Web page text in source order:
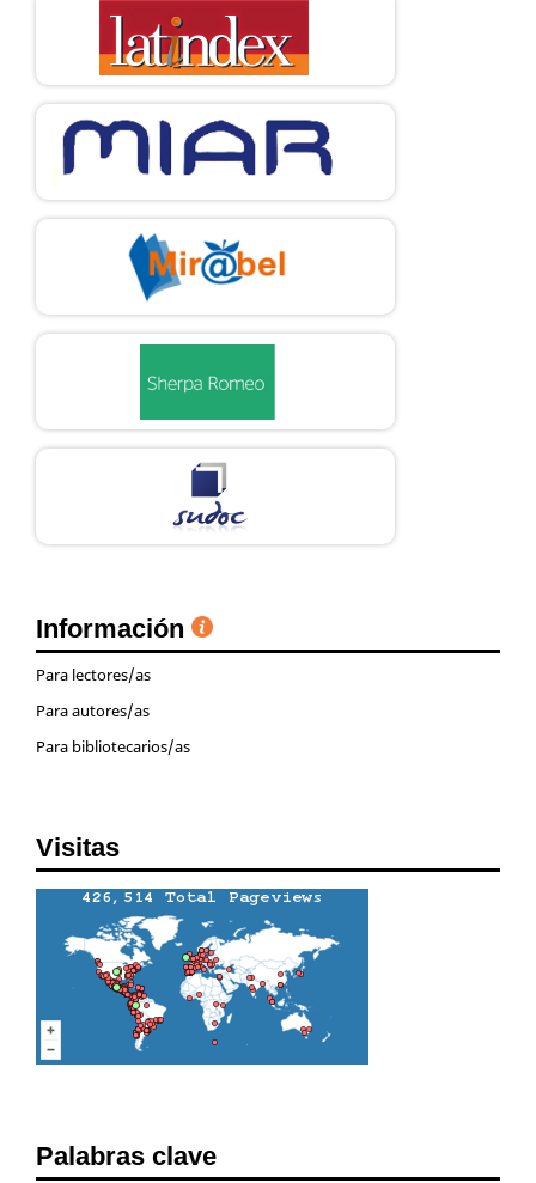
Información
Para lectores/as
Para autores/as
Para bibliotecarios/as
Visitas
Palabras clave